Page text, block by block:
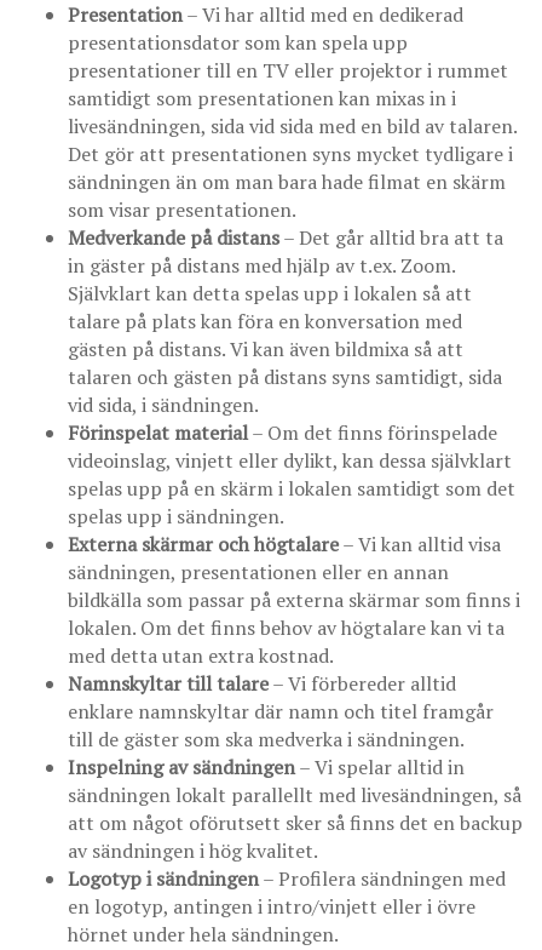
Presentation– Vi har alltid med en dedikerad
presentationsdator som kan spela upp
presentationer till en TV eller projektor i rummet
samtidigt som presentationen kan mixas in i
livesändningen, sida vid sida med en bild av talaren.
Det gör att presentationen syns mycket tydligare i
sändningen än om man bara hade filmat en skärm
som visar presentationen.
Medverkande på distans– Det går alltid bra att ta
in gäster på distans med hjälp av t.ex. Zoom.
Självklart kan detta spelas upp i lokalen så att
talare på plats kan föra en konversation med
gästen på distans. Vi kan även bildmixa så att
talaren och gästen på distans syns samtidigt, sida
vid sida, i sändningen.
Förinspelat material– Om det finns förinspelade
videoinslag, vinjett eller dylikt, kan dessa självklart
spelas upp på en skärm i lokalen samtidigt som det
spelas upp i sändningen.
Externa skärmar och högtalare– Vi kan alltid visa
sändningen, presentationen eller en annan
bildkälla som passar på externa skärmar som finns i
lokalen. Om det finns behov av högtalare kan vi ta
med detta utan extra kostnad.
Namnskyltar till talare– Vi förbereder alltid
enklare namnskyltar där namn och titel framgår
till de gäster som ska medverka i sändningen.
Inspelning av sändningen– Vi spelar alltid in
sändningen lokalt parallellt med livesändningen, så
att om något oförutsett sker så finns det en backup
av sändningen i hög kvalitet.
Logotyp i sändningen– Profilera sändningen med
en logotyp, antingen i intro/vinjett eller i övre
hörnet under hela sändningen.